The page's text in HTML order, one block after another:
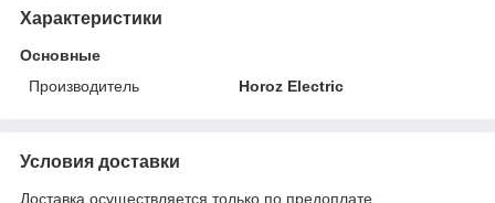
Характеристики
Основные
Производитель
Horoz Electric
Условия доставки
Доставка осуществляется только по предоплате.